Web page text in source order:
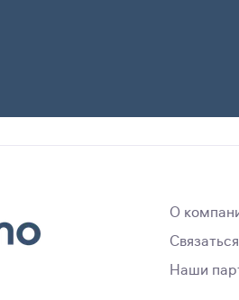
О
Наши